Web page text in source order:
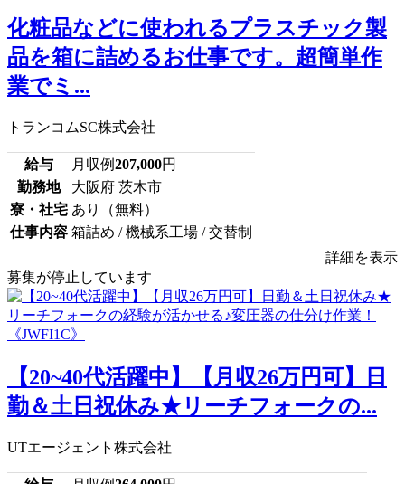
化粧品などに使われるプラスチック製
品を箱に詰めるお仕事です。超簡単作
業でミ...
トランコムSC株式会社
給与 月収例207,000円
勤務地
大阪府 茨木市
寮・社宅 あり（無料）
仕事内容 箱詰め / 機械系工場 / 交替制
詳細を表示
募集が停止しています
【20~40代活躍中】【月収26万円可】日
勤＆土日祝休み★リーチフォークの...
UTエージェント株式会社